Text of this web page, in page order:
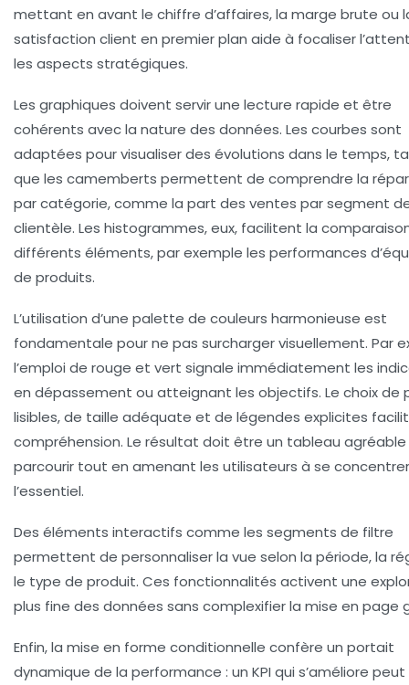
mettant en avant le chiffre d’affaires, la marge brute ou
satisfaction client en premier plan aide à focaliser
les aspects stratégiques.
Les graphiques doivent servir une lecture rapide et être
cohérents avec la nature des données. Les courbes sont
adaptées pour visualiser des évolutions dans le temps,
que les camemberts permettent de comprendre la
par catégorie, comme la part des ventes par segment
clientèle. Les histogrammes, eux, facilitent la
différents éléments, par exemple les performances
de produits.
L’utilisation d’une palette de couleurs harmonieuse est
fondamentale pour ne pas surcharger visuellement. Par
l’emploi de rouge et vert signale immédiatement les
en dépassement ou atteignant les objectifs. Le choix de
lisibles, de taille adéquate et de légendes explicites
compréhension. Le résultat doit être un tableau
parcourir tout en amenant les utilisateurs à se
l’essentiel.
Des éléments interactifs comme les segments de filtre
permettent de personnaliser la vue selon la période, la
le type de produit. Ces fonctionnalités activent une
plus fine des données sans complexifier la mise en page
Enfin, la mise en forme conditionnelle confère un portait
dynamique de la performance : un KPI qui s’améliore